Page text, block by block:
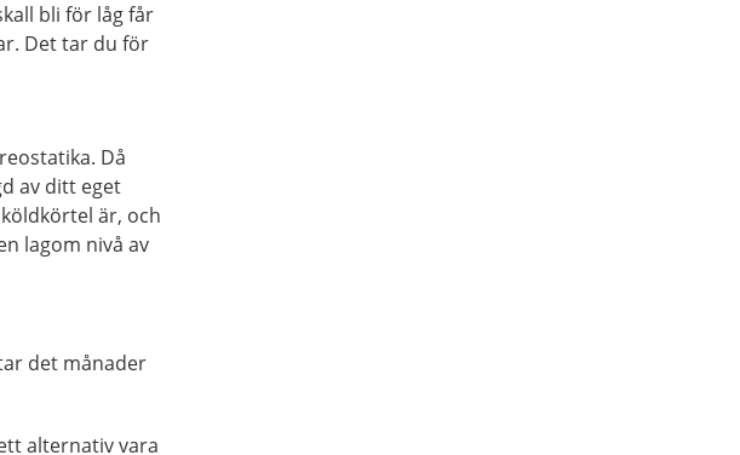
bli för låg får
Det tar du för
Då
av ditt eget
är, och
lagom nivå av
det månader
alternativ vara